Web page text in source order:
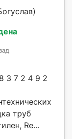
3 7 2 4 9 2
труб
Re...